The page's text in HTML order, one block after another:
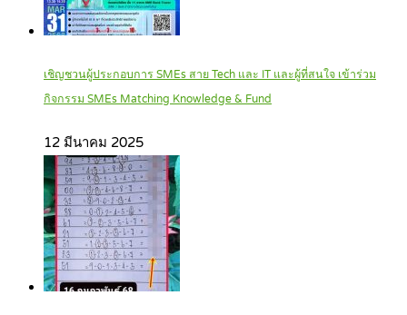
เชิญชวนผู้ประกอบการ SMEs สาย Tech และ IT และผู้ที่สนใจ เข้าร่วม
กิจกรรม SMEs Matching Knowledge & Fund
12 มีนาคม 2025